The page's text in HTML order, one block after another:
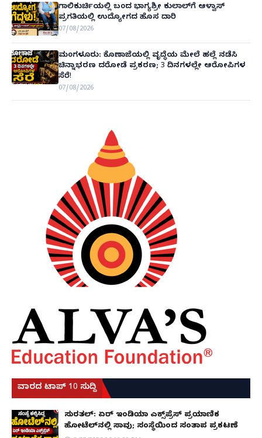
ಗಾಲಿಕುರ್ಚಿಯಲ್ಲಿ ಬಂದ ಭಾಗ್ಯಶ್ರೀ ಕುಲಾಲ್‌ಗೆ ಆಳ್ವಾಸ್
ಪ್ರಗತಿಯಲ್ಲಿ ಉದ್ಯೋಗದ ಹೊಸ ದಾರಿ
07/08/2026
ಮಂಗಳೂರು: ಕೊಣಾಜೆಯಲ್ಲಿ ವೃದ್ಧೆಯ ಮೇಲೆ ಹಲ್ಲೆ ನಡೆಸಿ
ಚಿನ್ನಾಭರಣ ದರೋಡೆ ಪ್ರಕರಣ; 3 ದಿನಗಳಲ್ಲೇ ಆರೋಪಿಗಳ
ಸೆರೆ!
07/08/2026
ವಾರದ ಟಾಪ್ 10 ಸುದ್ದಿ
ಸುರತ್ಕಲ್: ಏರ್ ಇಂಡಿಯಾ ಎಕ್ಸ್‌ಪ್ರೆಸ್ ಪ್ರಯಾಣಿಕ
ಹೋಟೆಲ್‌ನಲ್ಲಿ ಸಾವು; ಸಂಸ್ಥೆಯಿಂದ ಸಂತಾಪ ಪ್ರಕಟಣೆ